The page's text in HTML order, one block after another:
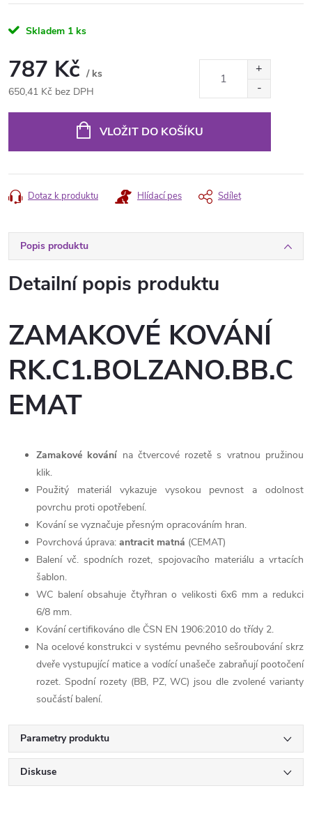
Skladem 1 ks
787 Kč / ks
650,41 Kč bez DPH
VLOŽIT DO KOŠÍKU
Dotaz k produktu Hlídací pes Sdílet
Popis produktu
Detailní popis produktu
ZAMAKOVÉ KOVÁNÍ
RK.C1.BOLZANO.BB.C
EMAT
Zamakové kování na čtvercové rozetě s vratnou pružinou
klik.
Použitý materiál vykazuje vysokou pevnost a odolnost
povrchu proti opotřebení.
Kování se vyznačuje přesným opracováním hran.
Povrchová úprava: antracit matná (CEMAT)
Balení vč. spodních rozet, spojovacího materiálu a vrtacích
šablon.
WC balení obsahuje čtyřhran o velikosti 6x6 mm a redukci
6/8 mm.
Kování certifikováno dle ČSN EN 1906:2010 do třídy 2.
Na ocelové konstrukci v systému pevného sešroubování skrz
dveře vystupující matice a vodící unašeče zabraňují pootočení
rozet. Spodní rozety (BB, PZ, WC) jsou dle zvolené varianty
součástí balení.
Parametry produktu
Diskuse